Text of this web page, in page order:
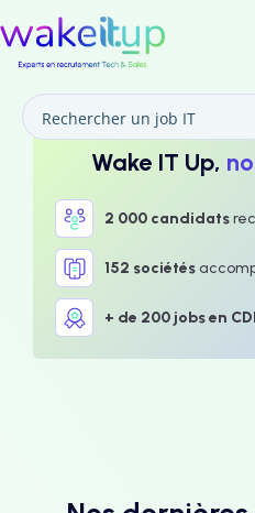
Wake IT Up,
2 000 candidats
152 sociétés
+ de 200 jobs en CDI